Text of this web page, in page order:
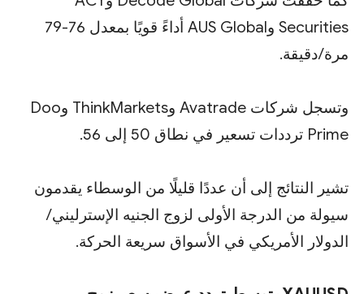
Securities وAUS Global أداءً قويًا بمعدل 76-79
مرة/دقيقة.
وتسجل شركات Avatrade وThinkMarkets وDoo
Prime ترددات تسعير في نطاق 50 إلى 56.
تشير النتائج إلى أن عددًا قليلًا من الوسطاء يقدمون
سيولة من الدرجة الأولى لزوج الجنيه الإسترليني/
الدولار الأمريكي في الأسواق سريعة الحركة.